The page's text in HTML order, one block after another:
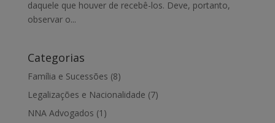
daquele que houver de recebê-los. Deve, portanto,
observar o...
Categorias
Família e Sucessões (8)
Legalizações e Nacionalidade (7)
NNA Advogados (1)